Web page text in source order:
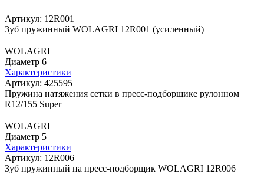
Артикул: 12R001
Зуб пружинный WOLAGRI 12R001 (усиленный)
WOLAGRI
Диаметр 6
Характеристики
Артикул: 425595
Пружина натяжения сетки в пресс-подборщике рулонном
R12/155 Super
WOLAGRI
Диаметр 5
Характеристики
Артикул: 12R006
Зуб пружинный на пресс-подборщик WOLAGRI 12R006